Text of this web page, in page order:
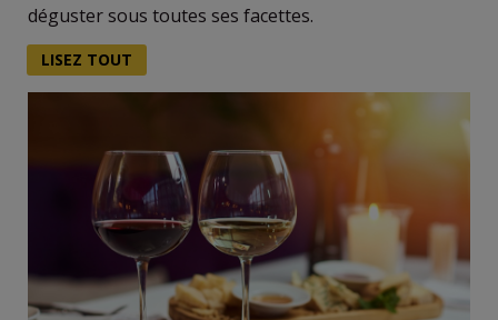
déguster sous toutes ses facettes.
LISEZ TOUT